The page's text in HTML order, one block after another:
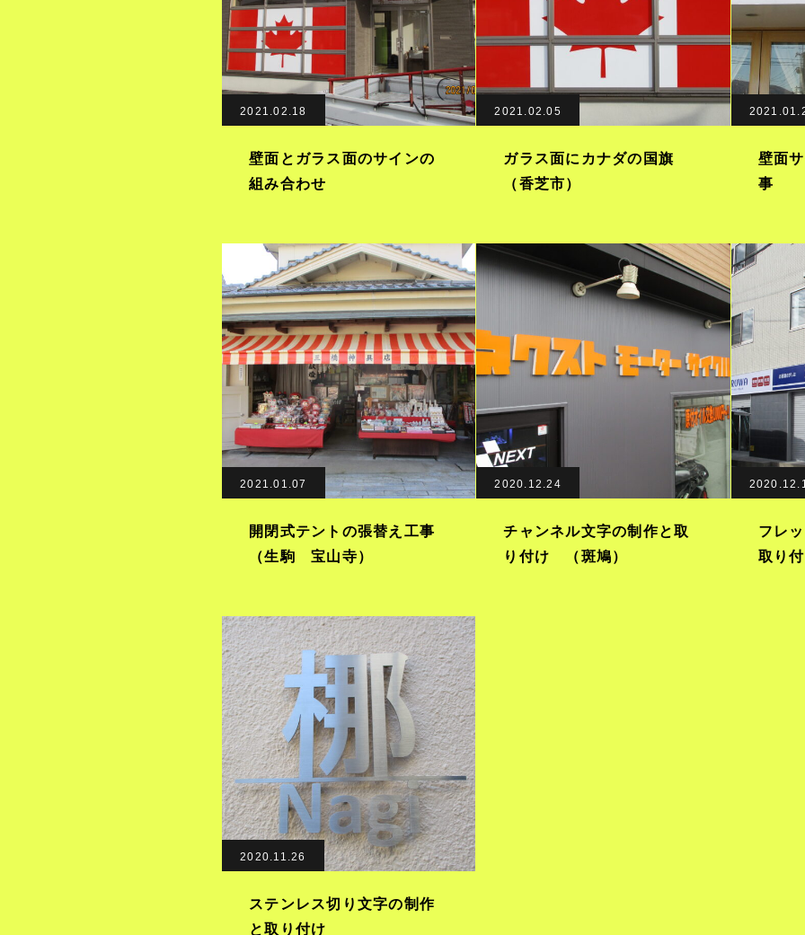
2021.02.18
壁面とガラス面のサインの
組み合わせ
2021.02.05
ガラス面にカナダの国旗
（香芝市）
壁面
事
2021.01.07
開閉式テントの張替え工事
（生駒 宝山寺）
2020.12.24
チャンネル文字の制作と取
り付け （斑鳩）
フレ
取り
2020.11.26
ステンレス切り文字の制作
と取り付け